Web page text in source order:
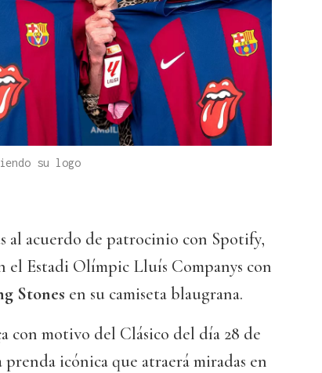
su logo
al acuerdo de patrocinio con Spotify,
el Estadi Olímpic Lluís Companys con
Stones en su camiseta blaugrana.
con motivo del Clásico del día 28 de
prenda icónica que atraerá miradas en